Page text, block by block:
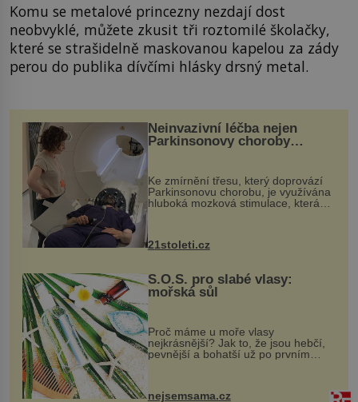
Komu se metalové princezny nezdají dost
neobvyklé, můžete zkusit tři roztomilé školačky,
které se strašidelně maskovanou kapelou za zády
perou do publika dívčími hlásky drsný metal.
Neinvazivní léčba nejen
Parkinsonovy choroby
Ke zmírnění třesu, který doprovází
Parkinsonovu chorobu, je využívána
hluboká mozková stimulace, která
však vyžaduje vysoce invazivní
k dostatečně přesnému zacílení ...
21stoleti.cz
S.O.S. pro slabé vlasy:
mořská sůl
Proč máme u moře vlasy
nejkrásnější? Jak to, že jsou hebčí,
pevnější a bohatší už po prvním
vlasy. ...
nejsemsama.cz